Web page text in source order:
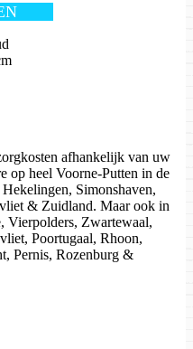
afhankelijk van uw
op heel Voorne-Putten in de
Simonshaven,
& Zuidland. Maar ook in
Vierpolders, Zwartewaal,
Poortugaal, Rhoon,
Pernis, Rozenburg &